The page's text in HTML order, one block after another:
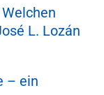
L. Lozán
– ein